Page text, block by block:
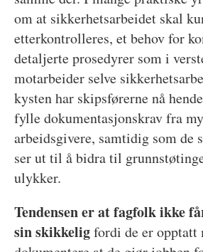
om at sikkerhetsarbeidet skal
etterkontrolleres, et behov for
detaljerte prosedyrer som i
motarbeider selve
kysten har skipsførerne nå
fylle dokumentasjonskrav fra
arbeidsgivere, samtidig som de
ser ut til å bidra til
ulykker.
Tendensen er at fagfolk ikke
sin skikkeligfordi de er opptatt